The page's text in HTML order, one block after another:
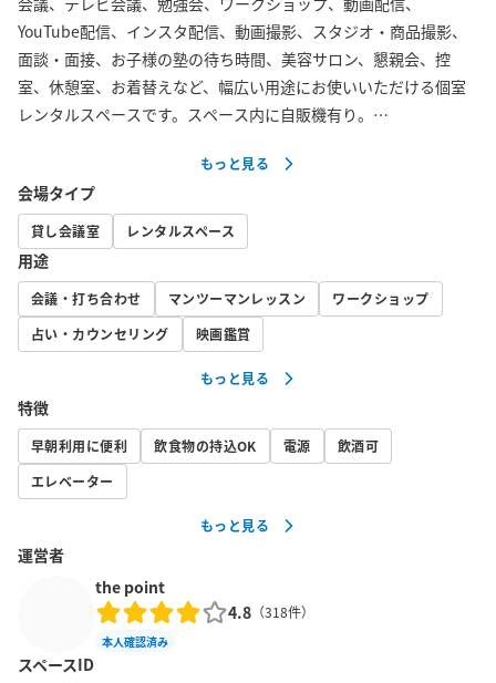
YouTube配信、インスタ配信、動画撮影、スタジオ・商品撮影、
面談・面接、お子様の塾の待ち時間、美容サロン、懇親会、控
室、休憩室、お着替えなど、幅広い用途にお使いいただける個室
レンタルスペースです。スペース内に自販機有り。
高速インターネット回線（Wi-Fi）があり、各種配信やウェブ会議
等にも最適です。
格安料金でリモートワーク、テレワークのスペースとしてもご活
用いただけます。
個室専用鍵もございますので、長時間のご利用も安心です。
周囲にはコンビニや飲食店も多数あります。地下駐車場からも直
結なので、荷物や機材の搬入もスムーズです。
無料での提供とさせていただいております為、接続はご自身の責
任においてお願いいたします。
※ID：PASSは別途お送りする予約メールにてご案内いたします。
各部屋に空調が完備されております。
※温度調整は事前に設定しております。
※他の部屋と連動しておりますので、個室での温度調整はできか
もっと見る
会場タイプ
貸し会議室 レンタルスペース
用途
会議・打ち合わせ マンツーマンレッスン
ワークショップ
占い・カウンセリング
映画鑑賞
もっと見る
特徴
早朝利用に便利 飲食物の持込OK 電源
飲酒可
エレベーター
もっと見る
運営者
the point
4.8 （318件）
本人確認済み
スペースID